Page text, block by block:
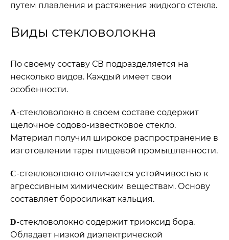
путем плавления и растяжения жидкого стекла.
Виды стекловолокна
По своему составу СВ подразделяется на
несколько видов. Каждый имеет свои
особенности.
А-стекловолокно в своем составе содержит
щелочное содово-известковое стекло.
Материал получил широкое распространение в
изготовлении тары пищевой промышленности.
С-стекловолокно отличается устойчивостью к
агрессивным химическим веществам. Основу
составляет боросиликат кальция.
D-стекловолокно содержит триоксид бора.
Обладает низкой диэлектрической